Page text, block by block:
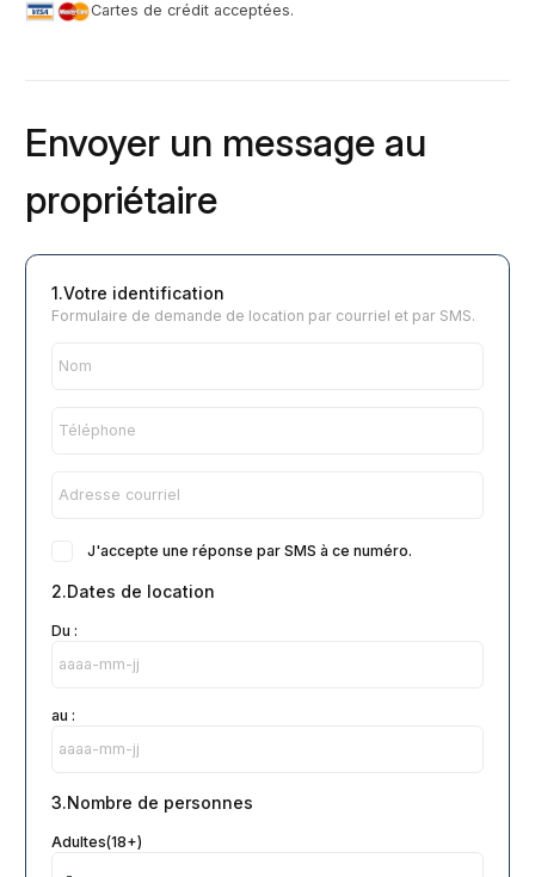
Envoyer un message au
propriétaire
Formulaire de demande de location par courriel et par SMS.
1.Votre identification
J'accepte une réponse par SMS à ce numéro.
2.Dates de location
Du :
au :
3.Nombre de personnes
Adultes(18+)
Cartes de crédit acceptées.